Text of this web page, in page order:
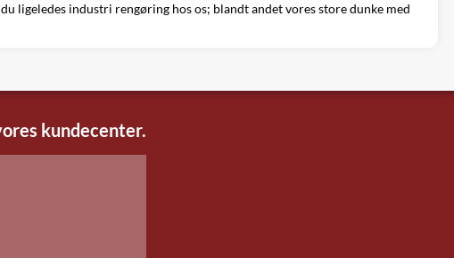
ligeledes industri rengøring hos os; blandt andet vores store dunke med
kundecenter.